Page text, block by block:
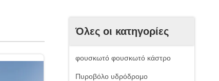
Όλες οι κατηγορίες
φουσκωτό φουσκωτό κάστρο
Πυροβόλο υδρόδρομο